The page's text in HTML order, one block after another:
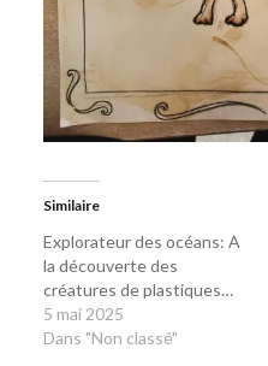
Similaire
Explorateur des océans: A
la découverte des
créatures de plastiques…
5 mai 2025
Dans "Non classé"